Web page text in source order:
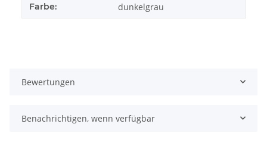
Farbe: dunkelgrau
Bewertungen
Benachrichtigen, wenn verfügbar